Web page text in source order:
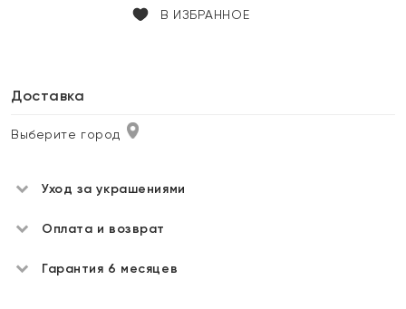
В ИЗБРАННОЕ
Доставка
Выберите город
Уход за украшениями
Оплата и возврат
Гарантия 6 месяцев